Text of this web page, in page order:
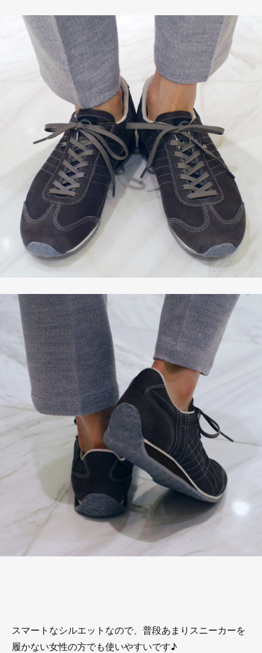
スマートなシルエットなので、普段あまりスニーカーを
履かない女性の方でも使いやすいです♪